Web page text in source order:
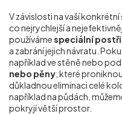
V závislosti na vaší
co nejrychlejší a
používámespeciální
a zabrání jejich návratu.
například ve stěně nebo
nebo pěny , které
důkladnou eliminaci celé
například na půdách,
pokryjí větší prostor.